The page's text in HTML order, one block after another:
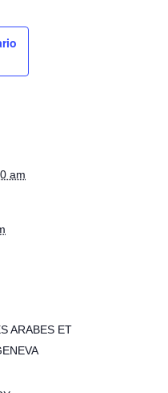
am
ARABES ET